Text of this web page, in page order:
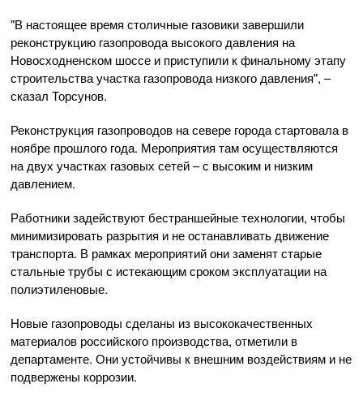
"В настоящее время столичные газовики завершили
реконструкцию газопровода высокого давления на
Новосходненском шоссе и приступили к финальному этапу
строительства участка газопровода низкого давления", –
сказал Торсунов.
Реконструкция газопроводов на севере города стартовала в
ноябре прошлого года. Мероприятия там осуществляются
на двух участках газовых сетей – с высоким и низким
давлением.
Работники задействуют бестраншейные технологии, чтобы
минимизировать разрытия и не останавливать движение
транспорта. В рамках мероприятий они заменят старые
стальные трубы с истекающим сроком эксплуатации на
полиэтиленовые.
Новые газопроводы сделаны из высококачественных
материалов российского производства, отметили в
департаменте. Они устойчивы к внешним воздействиям и не
подвержены коррозии.